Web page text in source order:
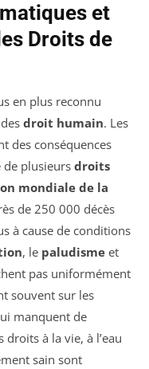
et
Droits de
en plus reconnu
droit humain. Les
des conséquences
de plusieurs droits
mondiale de la
de 250 000 décès
à cause de conditions
, le paludisme et
pas uniformément
souvent sur les
manquent de
droits à la vie, à l’eau
sain sont